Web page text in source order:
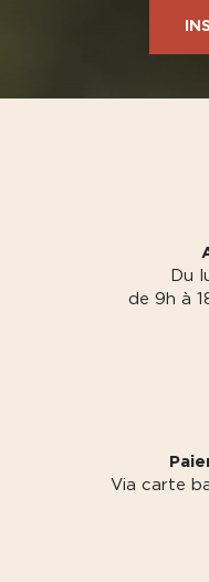
Du
de 9h à
Via carte